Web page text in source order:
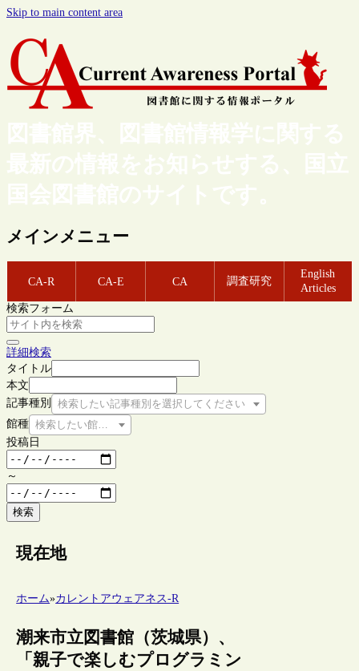
Skip to main content area
図書館界、図書館情報学に関する
最新の情報をお知らせする、国立
国会図書館のサイトです。
メインメニュー
CA-R CA-E CA 調査研究
English
Articles
検索フォーム
詳細検索
タイトル
本文
記事種別
検索したい記事種別を選択してください
館種 検索したい館種を選択してください
投稿日
～
検索
現在地
ホーム»カレントアウェアネス-R
潮来市立図書館（茨城県）、
「親子で楽しむプログラミン